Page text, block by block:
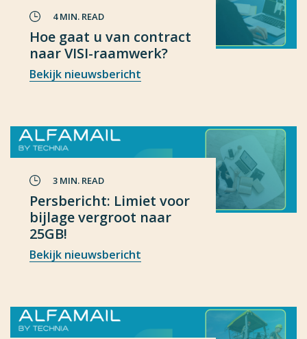
4 MIN. READ
Hoe gaat u van contract
naar VISI-raamwerk?
Bekijk nieuwsbericht
3 MIN. READ
Persbericht: Limiet voor
bijlage vergroot naar
25GB!
Bekijk nieuwsbericht